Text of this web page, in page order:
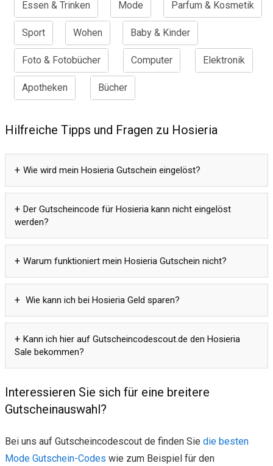
Essen & Trinken Mode Parfum & Kosmetik
Sport Wohen Baby & Kinder
Foto & Fotobücher Computer Elektronik
Apotheken Bücher
Hilfreiche Tipps und Fragen zu Hosieria
Wie wird mein Hosieria Gutschein eingelöst?
Der Gutscheincode für Hosieria kann nicht eingelöst
werden?
Warum funktioniert mein Hosieria Gutschein nicht?
Wie kann ich bei Hosieria Geld sparen?
Kann ich hier auf Gutscheincodescout.de den Hosieria
Sale bekommen?
Interessieren Sie sich für eine breitere
Gutscheinauswahl?
Bei uns auf Gutscheincodescout de finden Sie die besten
Mode Gutschein-Codes wie zum Beispiel für den